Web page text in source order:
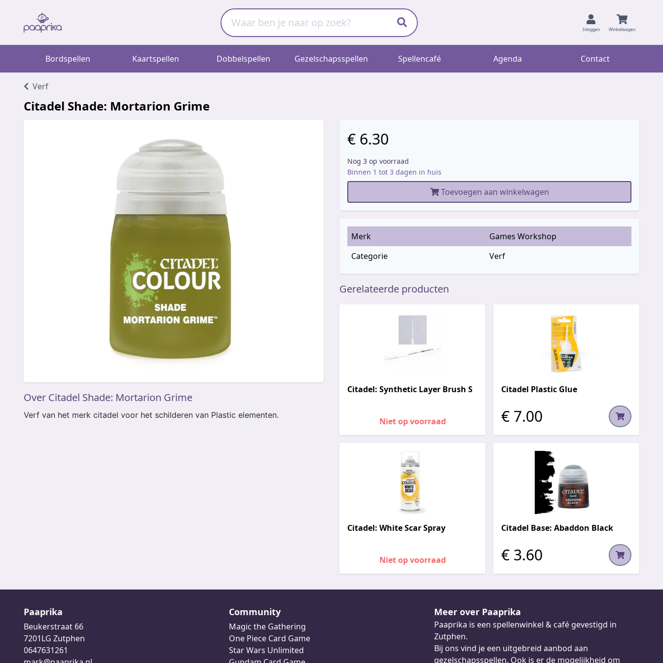
Inloggen Winkelwagen
Bordspellen Kaartspellen Dobbelspellen Gezelschapsspellen Spellencafé Agenda Contact
Verf
Citadel Shade: Mortarion Grime
Over Citadel Shade: Mortarion Grime
Verf van het merk citadel voor het schilderen van Plastic elementen.
€ 6.30
Nog 3 op voorraad
Binnen 1 tot 3 dagen in huis
Toevoegen aan winkelwagen
Merk
Games Workshop
Categorie
Verf
Gerelateerde producten
Citadel: Synthetic Layer Brush S
Niet op voorraad
Citadel Plastic Glue
€ 7.00
Citadel: White Scar Spray
Niet op voorraad
Citadel Base: Abaddon Black
€ 3.60
Paaprika
Beukerstraat 66
7201LG Zutphen
0647631261
Community
Magic the Gathering
One Piece Card Game
Star Wars Unlimited
Meer over Paaprika
Paaprika is een spellenwinkel & café gevestigd in
Zutphen.
Bij ons vind je een uitgebreid aanbod aan
gezelschapsspellen. Ook is er de mogelijkheid om